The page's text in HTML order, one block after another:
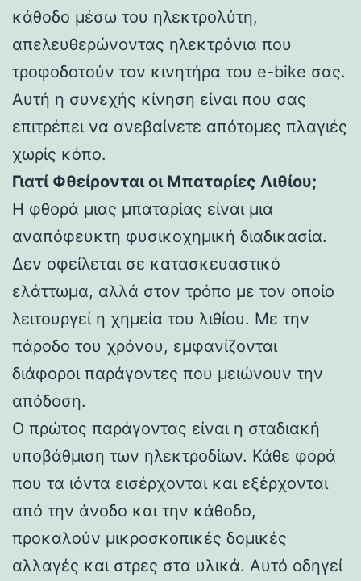
κάθοδο μέσω του ηλεκτρολύτη,
απελευθερώνοντας ηλεκτρόνια που
τροφοδοτούν τον κινητήρα του e-bike σας.
Αυτή η συνεχής κίνηση είναι που σας
επιτρέπει να ανεβαίνετε απότομες πλαγιές
χωρίς κόπο.
Γιατί Φθείρονται οι Μπαταρίες Λιθίου;
Η φθορά μιας μπαταρίας είναι μια
αναπόφευκτη φυσικοχημική διαδικασία.
Δεν οφείλεται σε κατασκευαστικό
ελάττωμα, αλλά στον τρόπο με τον οποίο
λειτουργεί η χημεία του λιθίου. Με την
πάροδο του χρόνου, εμφανίζονται
διάφοροι παράγοντες που μειώνουν την
απόδοση.
Ο πρώτος παράγοντας είναι η σταδιακή
υποβάθμιση των ηλεκτροδίων. Κάθε φορά
που τα ιόντα εισέρχονται και εξέρχονται
από την άνοδο και την κάθοδο,
προκαλούν μικροσκοπικές δομικές
αλλαγές και στρες στα υλικά. Αυτό οδηγεί